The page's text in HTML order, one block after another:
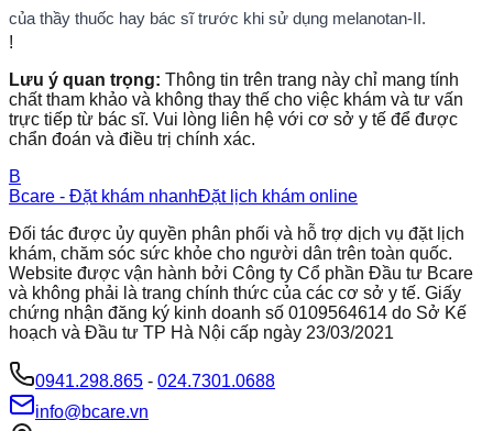
của thầy thuốc hay bác sĩ trước khi sử dụng melanotan-II.
!
Lưu ý quan trọng: Thông tin trên trang này chỉ mang tính
chất tham khảo và không thay thế cho việc khám và tư vấn
trực tiếp từ bác sĩ. Vui lòng liên hệ với cơ sở y tế để được
chẩn đoán và điều trị chính xác.
B
Bcare - Đặt khám nhanhĐặt lịch khám online
Đối tác được ủy quyền phân phối và hỗ trợ dịch vụ đặt lịch
khám, chăm sóc sức khỏe cho người dân trên toàn quốc.
Website được vận hành bởi Công ty Cổ phần Đầu tư Bcare
và không phải là trang chính thức của các cơ sở y tế. Giấy
chứng nhận đăng ký kinh doanh số 0109564614 do Sở Kế
hoạch và Đầu tư TP Hà Nội cấp ngày 23/03/2021
0941.298.865 - 024.7301.0688
info@bcare.vn